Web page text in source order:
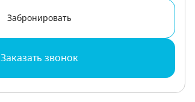
Забронировать
Заказать звонок